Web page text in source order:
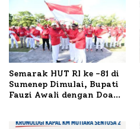
Semarak HUT RI ke -81 di
Sumenep Dimulai, Bupati
Fauzi Awali dengan Doa